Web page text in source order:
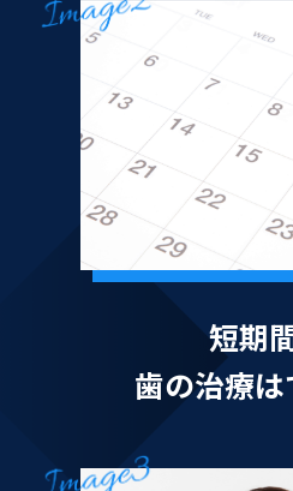
短期
歯の治療